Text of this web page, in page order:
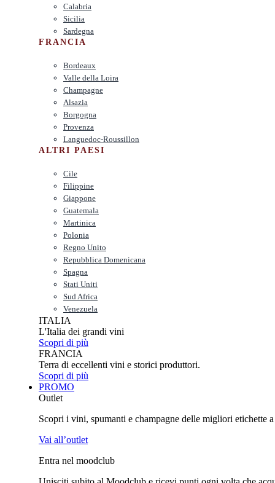
Calabria
Sicilia
Sardegna
FRANCIA
Bordeaux
Valle della Loira
Champagne
Alsazia
Borgogna
Provenza
Languedoc-Roussillon
ALTRI PAESI
Cile
Filippine
Giappone
Guatemala
Martinica
Polonia
Regno Unito
Repubblica Domenicana
Spagna
Stati Uniti
Sud Africa
Venezuela
ITALIA
L'Italia dei grandi vini
Scopri di più
FRANCIA
Terra di eccellenti vini e storici produttori.
Scopri di più
PROMO
Outlet
Scopri i vini, spumanti e champagne delle migliori etichette
Vai all’outlet
Entra nel moodclub